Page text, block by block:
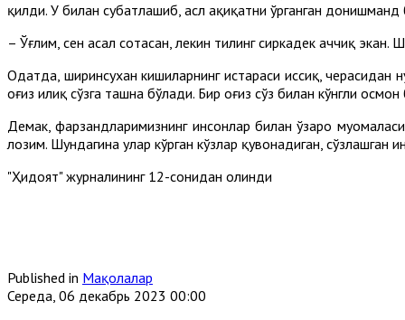
қилди. У билан суҳбатлашиб, асл ҳақиқатни ўрганган
– Ўғлим, сен асал сотасан, лекин тилинг сиркадек аччиқ экан.
Одатда, ширинсухан кишиларнинг истараси иссиқ,
оғиз илиқ сўзга ташна бўлади. Бир оғиз сўз билан кўнгли
Демак, фарзандларимизнинг инсонлар билан ўзаро
лозим. Шундагина улар кўрган кўзлар қувонадиган,
"Ҳидоят" журналининг 12-сонидан олинди
Published in Мақолалар
Середа, 06 декабрь 2023 00:00